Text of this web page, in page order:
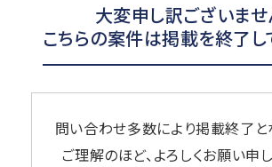
大変申し訳ございま
こちらの案件は掲載を終了し
問い合わせ多数により掲載終了と
ご理解のほど、よろしくお願い申